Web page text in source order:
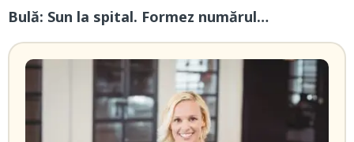
Bulă: Sun la spital. Formez numărul…